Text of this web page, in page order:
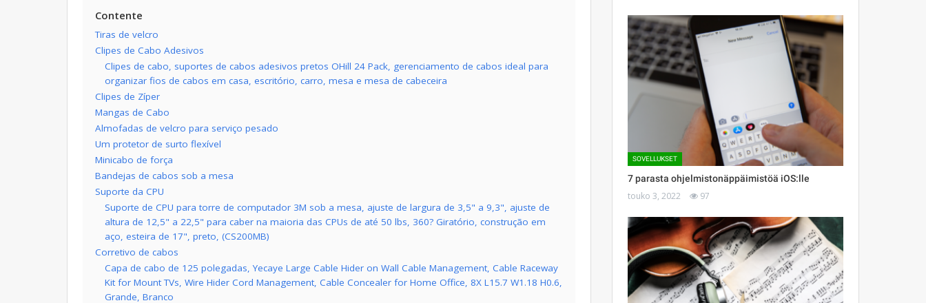
Contente
Tiras de velcro
Clipes de Cabo Adesivos
Clipes de cabo, suportes de cabos adesivos pretos OHill 24 Pack, gerenciamento de cabos ideal para
organizar fios de cabos em casa, escritório, carro, mesa e mesa de cabeceira
Clipes de Zíper
Mangas de Cabo
Almofadas de velcro para serviço pesado
Um protetor de surto flexível
Minicabo de força
Bandejas de cabos sob a mesa
Suporte da CPU
Suporte de CPU para torre de computador 3M sob a mesa, ajuste de largura de 3,5" a 9,3", ajuste de
altura de 12,5" a 22,5" para caber na maioria das CPUs de até 50 lbs, 360? Giratório, construção em
aço, esteira de 17", preto, (CS200MB)
Corretivo de cabos
Capa de cabo de 125 polegadas, Yecaye Large Cable Hider on Wall Cable Management, Cable Raceway
Kit for Mount TVs, Wire Hider Cord Management, Cable Concealer for Home Office, 8X L15.7 W1.18 H0.6,
Grande, Branco
SOVELLUKSET
7 parasta ohjelmistonäppäimistöä iOS:lle
touko 3, 2022 97